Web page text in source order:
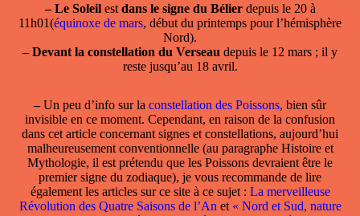
– Le Soleilest dans le signe du Bélierdepuis le 20 à
11h01(équinoxe de mars, début du printemps pour l’hémisphère
Nord).
– Devant la constellation du Verseau depuis le 12 mars ; il y
reste jusqu’au 18 avril.
–Un peu d’info sur la constellation des Poissons, bien sûr
invisible en ce moment. Cependant, en raison de la confusion
dans cet article concernant signes et constellations, aujourd’hui
malheureusement conventionnelle (au paragraphe Histoire et
Mythologie, il est prétendu que les Poissons devraient être le
premier signe du zodiaque), je vous recommande de lire
également les articles sur ce site à ce sujet : La merveilleuse
Révolution des Quatre Saisons de l’An et « Nord et Sud, nature